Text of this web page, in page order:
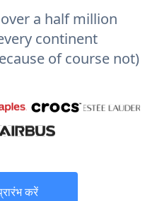
a half million
continent
of course not)
करें